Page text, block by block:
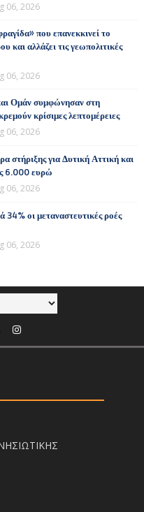
06, 2026
που επανεκκινεί το
αλλάζει τις γεωπολιτικές
06, 2026
Ομάν συμφώνησαν στη
κρίσιμες λεπτομέρειες
06, 2026
στήριξης για Δυτική Αττική και
6.000 ευρώ
06, 2026
οι μεταναστευτικές ροές
06, 2026